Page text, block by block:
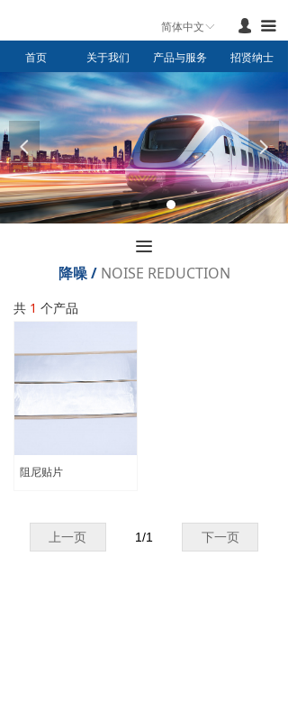
넙
ꀅ
简体中文
首页 关于我们 产品与服务 招贤纳士
끀
产品与服务
新闻中心
联系我们
关于我们
降噪 /NOISE REDUCTION
共 1 个产品
阻尼贴片
上一页 下一页
1/1
끀
넳 넲